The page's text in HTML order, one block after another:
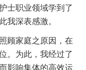
士职业领域学到了
我深表感激。
顾家庭之原因，在
。为此，我经过了
影响集体的高效运